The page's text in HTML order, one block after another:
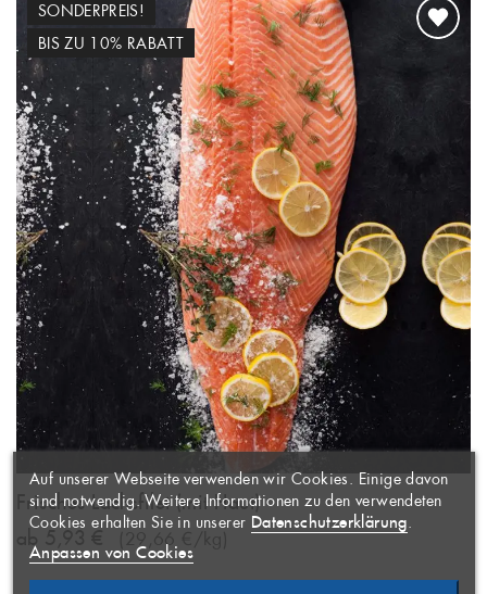
SONDERPREIS!
BIS ZU 10% RABATT
Frisches Lachsfilet (mit Haut)
(29,66 €/kg)
AUF MEINE
WUNSCHLISTE
×
((MODALTITLE)) ×
((confirmMessage))
WUNSCHLISTE
ERSTELLEN
×
Name der Wunschliste
ANMELDEN ×
Sie müssen angemeldet sein, um
Artikel Ihrer Wunschliste
hinzufügen zu können.
Auf unserer Webseite verwenden wir Cookies. Einige davon
sind notwendig. Weitere Informationen zu den verwendeten
Cookies erhalten Sie in unserer Datenschutzerklärung.
Anpassen von Cookies